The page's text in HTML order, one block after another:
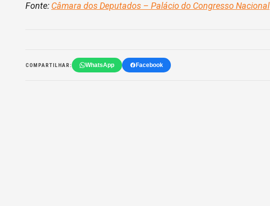
Fonte: Câmara dos Deputados – Palácio do Congresso Nacional
COMPARTILHAR: WhatsApp Facebook